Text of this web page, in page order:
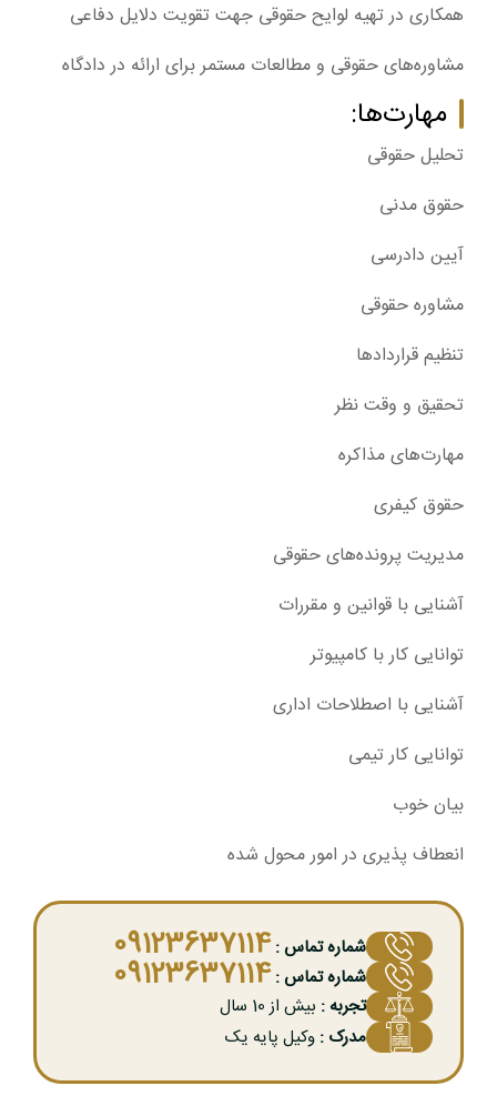
همکاری در تهیه لوایح حقوقی جهت تقویت دلایل دفاعی
مشاوره‌های حقوقی و مطالعات مستمر برای ارائه در دادگاه
مهارت‌ها:
تحلیل حقوقی
حقوق مدنی
آیین دادرسی
مشاوره حقوقی
تنظیم قراردادها
تحقیق و وقت نظر
مهارت‌های مذاکره
حقوق کیفری
مدیریت پرونده‌های حقوقی
آشنایی با قوانین و مقررات
توانایی کار با کامپیوتر
آشنایی با اصطلاحات اداری
توانایی کار تیمی
بیان خوب
انعطاف پذیری در امور محول شده
شماره تماس :09123637114
شماره تماس :09123637114
تجربه : بیش از 10 سال
مدرک : وکیل پایه یک